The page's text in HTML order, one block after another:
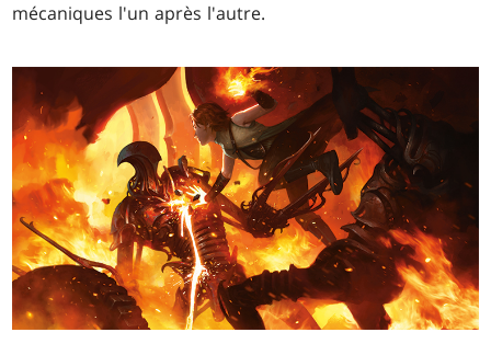
mécaniques l'un après l'autre.